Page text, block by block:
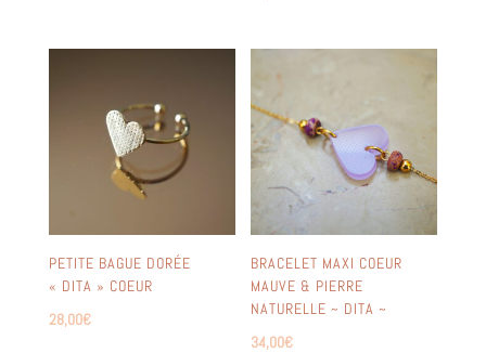
PETITE BAGUE DORÉE
« DITA » COEUR
28,00€
BRACELET MAXI COEUR
MAUVE & PIERRE
NATURELLE ~ DITA ~
34,00€